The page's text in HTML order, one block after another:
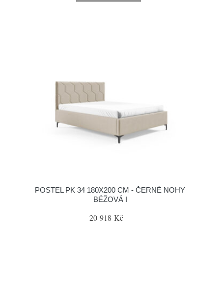
POSTEL PK 34 180X200 CM - ČERNÉ NOHY
BÉŽOVÁ I
20 918 Kč